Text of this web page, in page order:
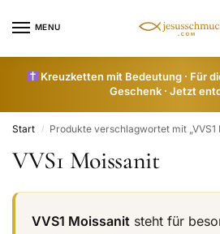
MENU
Kreuzketten mit Bedeutung · Für
Geschenk · Jetzt
Start / Produkte verschlagwortet mit „VVS1
VVS1 Moissanit
VVS1 Moissanit steht für